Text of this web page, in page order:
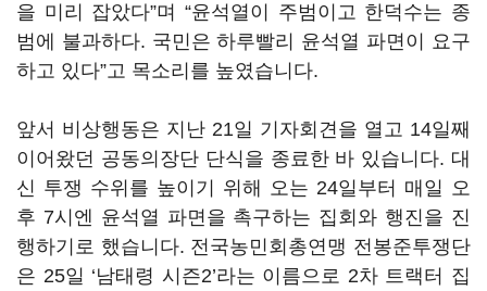
을 미리 잡았다”며 “윤석열이 주범이고 한덕수는 종
범에 불과하다. 국민은 하루빨리 윤석열 파면이 요구
하고 있다”고 목소리를 높였습니다.
앞서 비상행동은 지난 21일 기자회견을 열고 14일째
이어왔던 공동의장단 단식을 종료한 바 있습니다. 대
신 투쟁 수위를 높이기 위해 오는 24일부터 매일 오
후 7시엔 윤석열 파면을 촉구하는 집회와 행진을 진
행하기로 했습니다. 전국농민회총연맹 전봉준투쟁단
은 25일 ‘남태령 시즌2’라는 이름으로 2차 트랙터 집